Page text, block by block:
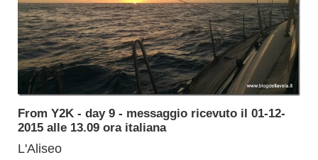
From Y2K - day 9 - messaggio ricevuto il 01-12-
2015 alle 13.09 ora italiana
L'Aliseo